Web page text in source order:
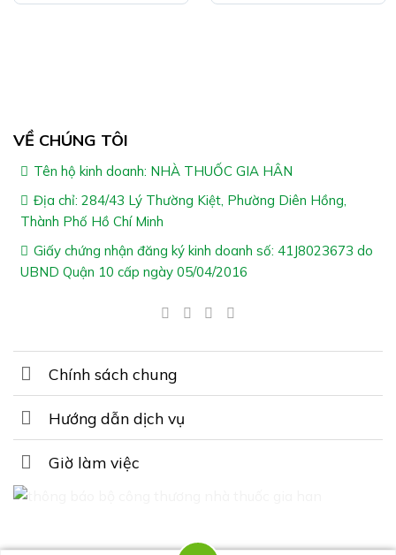
Dùng cho nam giới trưởng thành
Cách Dùng Lux Oyster Zinc:
Uống 1-2 viên mỗi ngày với nước như hướng dẫn
– Sản phẩm không phải là thuốc và không có chức năng
của từng người
VỀ CHÚNG TÔI
Tên hộ kinh doanh: NHÀ THUỐC GIA HÂN
Địa chỉ: 284/43 Lý Thường Kiệt, Phường Diên Hồng,
Thành Phố Hồ Chí Minh
Giấy chứng nhận đăng ký kinh doanh số: 41J8023673 do
UBND Quận 10 cấp ngày 05/04/2016
Chính sách chung
Hướng dẫn dịch vụ
Giờ làm việc